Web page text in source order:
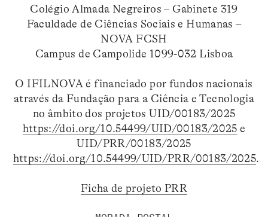
Colégio Almada Negreiros – Gabinete 319
Faculdade de Ciências Sociais e Humanas –
NOVA FCSH
Campus de Campolide 1099-032 Lisboa
O IFILNOVA é financiado por fundos nacionais
através da Fundação para a Ciência e Tecnologia
no âmbito dos projetos UID/00183/2025
https://doi.org/10.54499/UID/00183/2025 e
UID/PRR/00183/2025
https://doi.org/10.54499/UID/PRR/00183/2025.
Ficha de projeto PRR